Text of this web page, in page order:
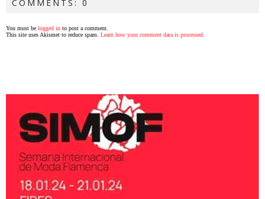
COMMENTS: 0
You must be logged in to post a comment.
This site uses Akismet to reduce spam. Learn how your comment data is processed